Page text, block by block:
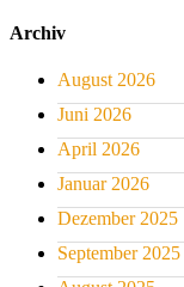
Archiv
August 2026
Juni 2026
April 2026
Januar 2026
Dezember 2025
September 2025